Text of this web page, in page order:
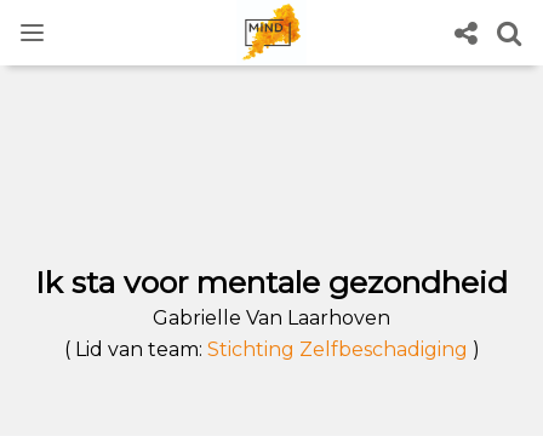
Ik sta voor mentale gezondheid
Gabrielle Van Laarhoven
( Lid van team: Stichting Zelfbeschadiging )